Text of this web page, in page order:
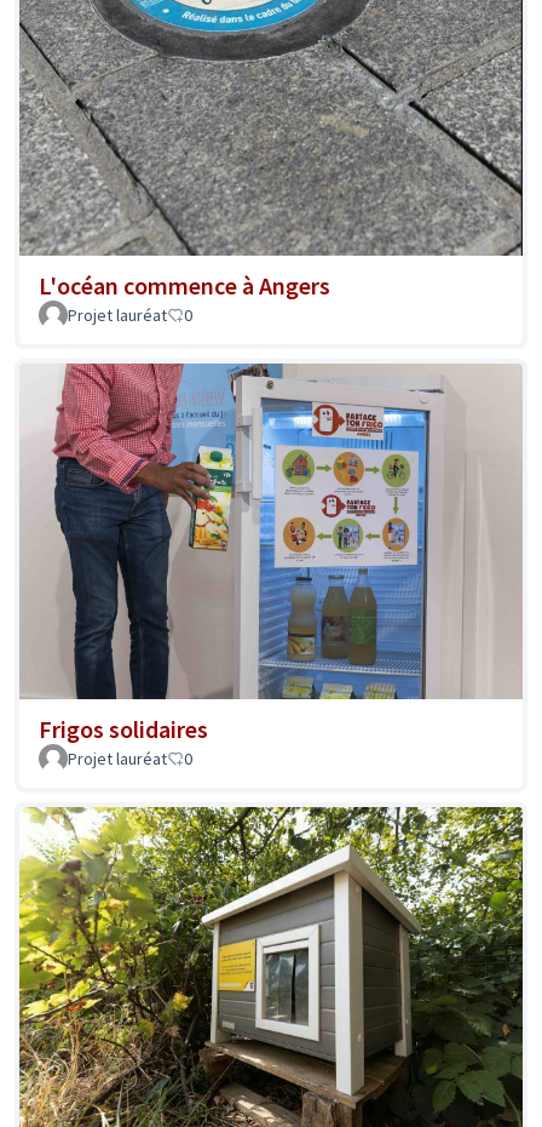
L'océan commence à Angers
Projet lauréat 0
Frigos solidaires
Projet lauréat 0